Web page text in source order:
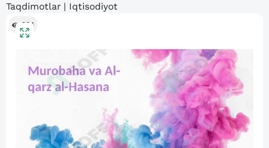
Taqdimotlar | Iqtisodiyot
284